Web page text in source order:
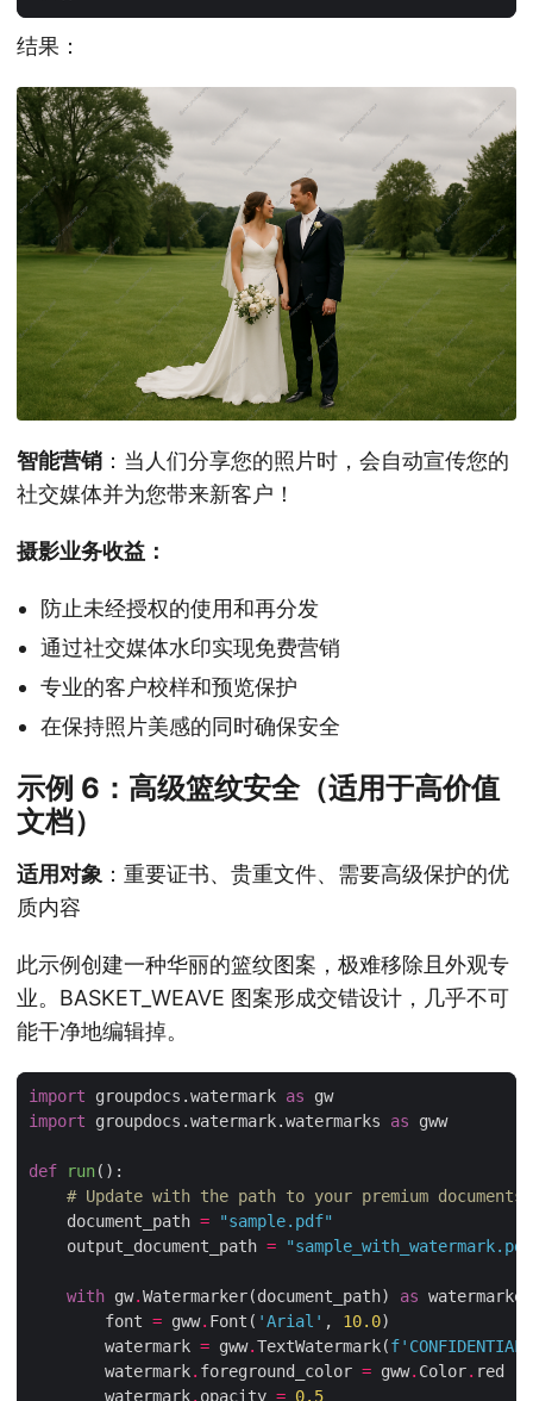
结果：
智能营销 ：当人们分享您的照片时，会自动宣传您的
社交媒体并为您带来新客户！
摄影业务收益：
防止未经授权的使用和再分发
通过社交媒体水印实现免费营销
专业的客户校样和预览保护
在保持照片美感的同时确保安全
示例 6：高级篮纹安全（适用于高价值
文档）
适用对象 ：重要证书、贵重文件、需要高级保护的优
质内容
此示例创建一种华丽的篮纹图案，极难移除且外观专
业。BASKET_WEAVE 图案形成交错设计，几乎不可
能干净地编辑掉。
import groupdocs.watermark as
import groupdocs.watermark.watermarks as
def run():
# Update with the path to your premium documents
    document_path
=
"sample.pdf"
    output_document_path
=
with gw.Watermarker(document_path) as
        font
= gww. Font( 'Arial' , 10.0
        watermark
= gww.TextWatermark(f'CONFIDENTIAL'
        watermark
. foreground_color = gww. Color.
        watermark
. opacity = 0.5